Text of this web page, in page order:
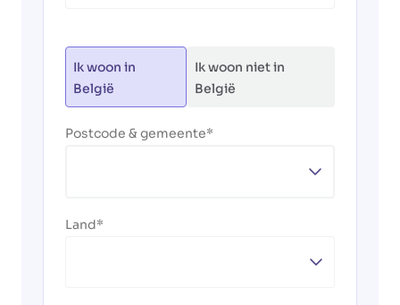
Ik woon in
België
Ik woon niet in
België
Postcode & gemeente
Land